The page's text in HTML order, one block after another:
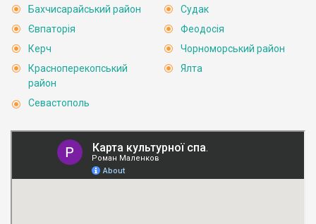
Бахчисарайський район
Євпаторія
Керч
Красноперекопський
район
Севастополь
Судак
Феодосія
Чорноморський район
Ялта